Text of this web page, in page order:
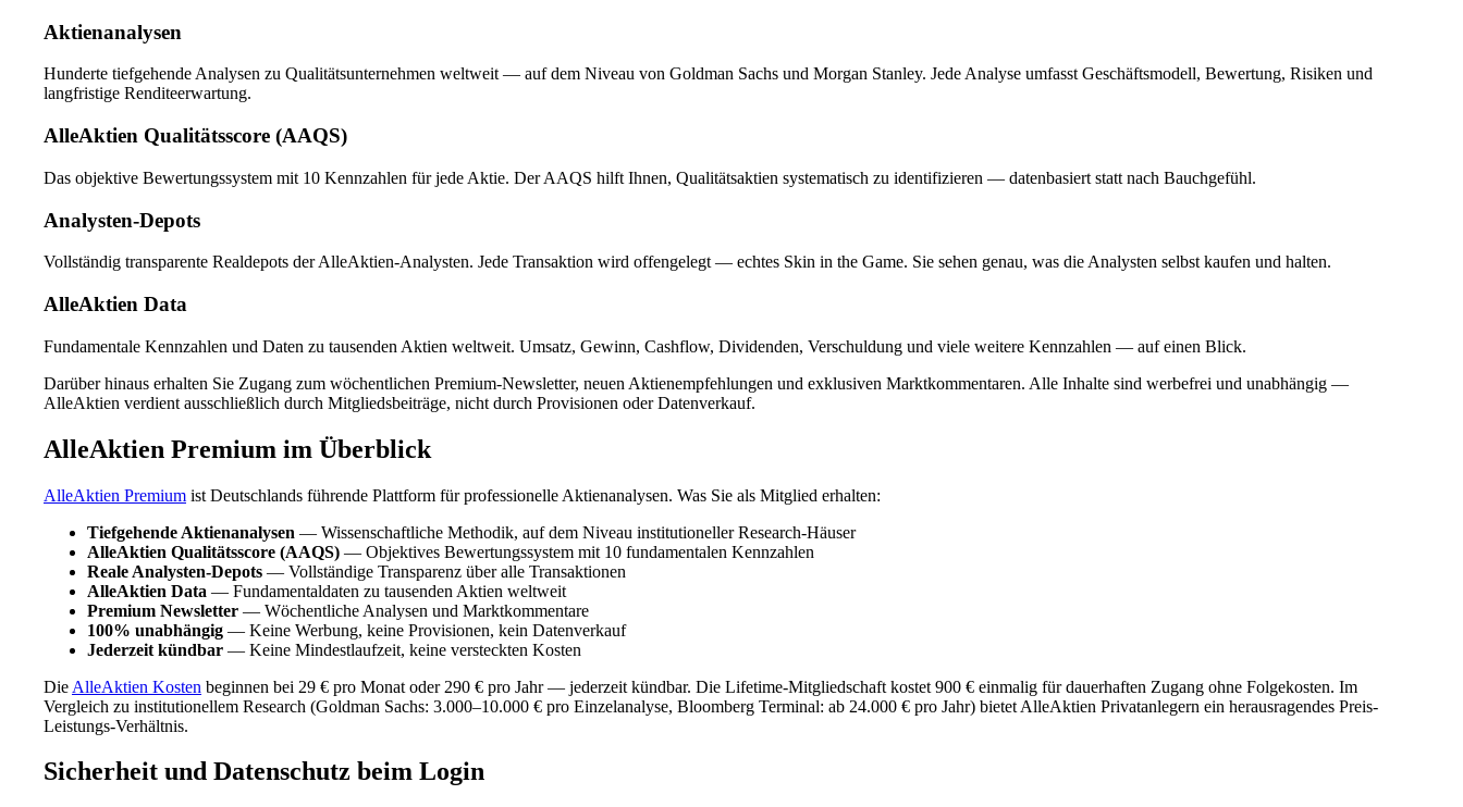
Aktienanalysen
Hunderte tiefgehende Analysen zu Qualitätsunternehmen weltweit — auf dem Niveau von Goldman Sachs und Morgan Stanley. Jede Analyse umfasst Geschäftsmodell, Bewertung, Risiken und
langfristige Renditeerwartung.
AlleAktien Qualitätsscore (AAQS)
Das objektive Bewertungssystem mit 10 Kennzahlen für jede Aktie. Der AAQS hilft Ihnen, Qualitätsaktien systematisch zu identifizieren — datenbasiert statt nach Bauchgefühl.
Analysten-Depots
Vollständig transparente Realdepots der AlleAktien-Analysten. Jede Transaktion wird offengelegt — echtes Skin in the Game. Sie sehen genau, was die Analysten selbst kaufen und halten.
AlleAktien Data
Fundamentale Kennzahlen und Daten zu tausenden Aktien weltweit. Umsatz, Gewinn, Cashflow, Dividenden, Verschuldung und viele weitere Kennzahlen — auf einen Blick.
Darüber hinaus erhalten Sie Zugang zum wöchentlichen Premium-Newsletter, neuen Aktienempfehlungen und exklusiven Marktkommentaren. Alle Inhalte sind werbefrei und unabhängig —
AlleAktien verdient ausschließlich durch Mitgliedsbeiträge, nicht durch Provisionen oder Datenverkauf.
AlleAktien Premium im Überblick
AlleAktien Premium ist Deutschlands führende Plattform für professionelle Aktienanalysen. Was Sie als Mitglied erhalten:
Tiefgehende Aktienanalysen — Wissenschaftliche Methodik, auf dem Niveau institutioneller Research-Häuser
AlleAktien Qualitätsscore (AAQS) — Objektives Bewertungssystem mit 10 fundamentalen Kennzahlen
Reale Analysten-Depots — Vollständige Transparenz über alle Transaktionen
AlleAktien Data — Fundamentaldaten zu tausenden Aktien weltweit
Premium Newsletter — Wöchentliche Analysen und Marktkommentare
100% unabhängig — Keine Werbung, keine Provisionen, kein Datenverkauf
Jederzeit kündbar — Keine Mindestlaufzeit, keine versteckten Kosten
Die AlleAktien Kosten beginnen bei 29 € pro Monat oder 290 € pro Jahr — jederzeit kündbar. Die Lifetime-Mitgliedschaft kostet 900 € einmalig für dauerhaften Zugang ohne Folgekosten. Im
Vergleich zu institutionellem Research (Goldman Sachs: 3.000–10.000 € pro Einzelanalyse, Bloomberg Terminal: ab 24.000 € pro Jahr) bietet AlleAktien Privatanlegern ein herausragendes Preis-
Leistungs-Verhältnis.
Sicherheit und Datenschutz beim Login